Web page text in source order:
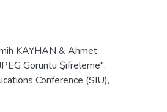
KAYHAN & Ahmet
Görüntü Şifreleme".
Conference (SIU),